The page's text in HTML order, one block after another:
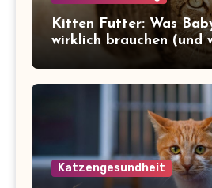
Kitten Futter: Was
wirklich brauchen (und
Katzengesundheit